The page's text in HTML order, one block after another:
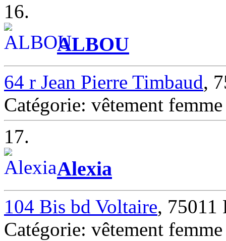
16.
ALBOU
64 r Jean Pierre Timbaud,
Catégorie: vêtement
17.
Alexia
104 Bis bd Voltaire, 75011
Catégorie: vêtement